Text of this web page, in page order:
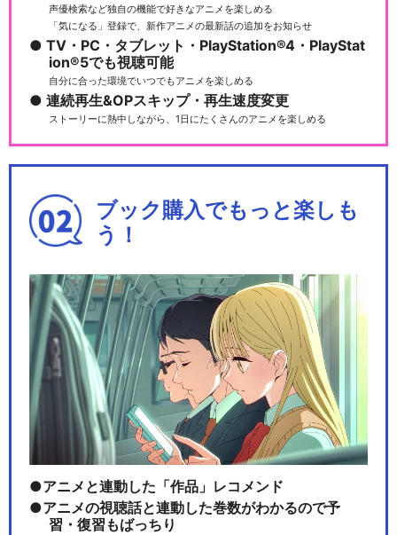
声優検索など独自の機能で好きなアニメを楽しめる
「気になる」登録で、新作アニメの最新話の追加をお知らせ
TV・PC・タブレット・PlayStation®4・PlayStat
ion®5でも視聴可能
自分に合った環境でいつでもアニメを楽しめる
連続再生&OPスキップ・再生速度変更
ストーリーに熱中しながら、1日にたくさんのアニメを楽しめる
ブック購入でもっと楽しも
う！
アニメと連動した「作品」レコメンド
アニメの視聴話と連動した巻数がわかるので予
習・復習もばっちり